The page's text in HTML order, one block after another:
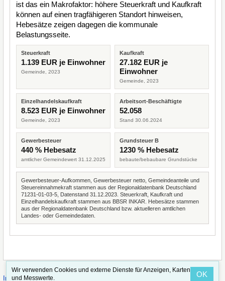
ist das ein Makrofaktor: höhere Steuerkraft und Kaufkraft
können auf einen tragfähigeren Standort hinweisen,
Hebesätze zeigen dagegen die kommunale
Belastungsseite.
Steuerkraft
1.139 EUR je Einwohner
Gemeinde, 2023
Kaufkraft
27.182 EUR je
Einwohner
Gemeinde, 2023
Einzelhandelskaufkraft
8.523 EUR je Einwohner
Gemeinde, 2023
Arbeitsort-Beschäftigte
52.058
Stand 30.06.2024
Gewerbesteuer
440 % Hebesatz
amtlicher Gemeindewert 31.12.2025
Grundsteuer B
1230 % Hebesatz
bebaute/bebaubare Grundstücke
Gewerbesteuer-Aufkommen, Gewerbesteuer netto, Gemeindeanteile und
Steuereinnahmekraft stammen aus der Regionaldatenbank Deutschland
71231-01-03-5, Datenstand 31.12.2023. Steuerkraft, Kaufkraft und
Einzelhandelskaufkraft stammen aus BBSR INKAR. Hebesätze stammen
aus der Regionaldatenbank Deutschland bzw. aktuelleren amtlichen
Landes- oder Gemeindedaten.
Impressum·Straßenindex
Wir verwenden Cookies und externe Dienste für Anzeigen, Karten
und Messwerte.
OK